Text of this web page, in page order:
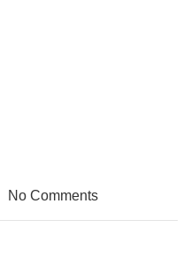
No Comments